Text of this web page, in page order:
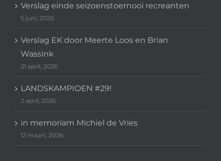
Verslag einde seizoenstoernooi recreanten
5 juni, 2026
Verslag EK door Meerte Loos en Brian
Wassink
21 april, 2026
LANDSKAMPIOEN #29!
2 april, 2026
in memoriam Michiel de Vries
12 maart, 2026